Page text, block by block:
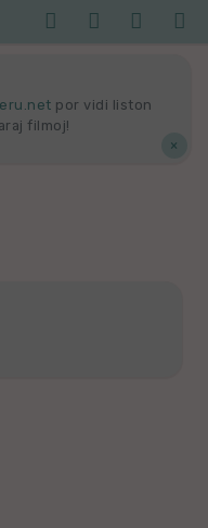
   
por vidi liston
filmoj!
×